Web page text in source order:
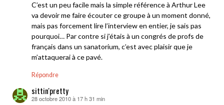
C’est un peu facile mais la simple référence à Arthur Lee
va devoir me faire écouter ce groupe à un moment donné,
mais pas forcement lire l’interview en entier, je sais pas
pourquoi… Par contre si j’étais à un congrés de profs de
français dans un sanatorium, c’est avec plaisir que je
m’attaquerai à ce pavé.
Répondre
sittin'pretty
dit :
28 octobre 2010 à 17 h 31 min